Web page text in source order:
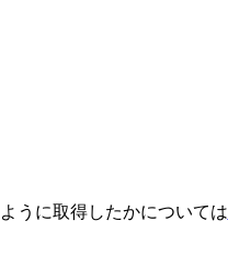
したかについては